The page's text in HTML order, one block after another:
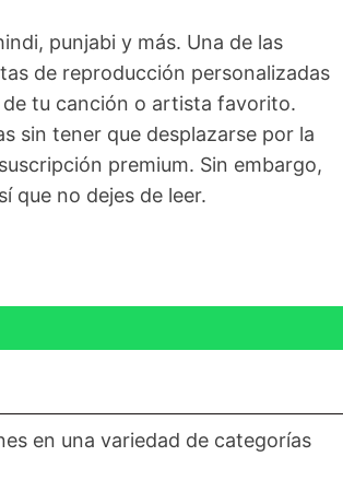
punjabi y más. Una de las
de reproducción personalizadas
de tu canción o artista favorito.
sin tener que desplazarse por la
premium. Sin embargo,
que no dejes de leer.
en una variedad de categorías